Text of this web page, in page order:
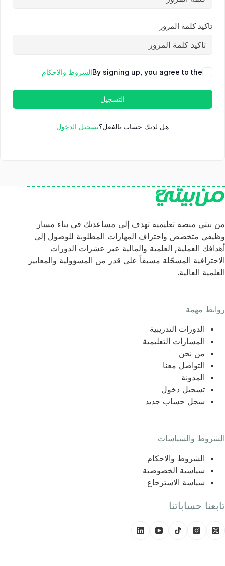
تاكيد كلمة المرور
By signing up, you agree to theالشروط والاحكام
التسجيل
هل لديك حساب بالفعل؟تسجيل الدخول
من بيتي منصة تعليمية تهدف إلى مساعدتك في بناء مسار
وظيفي متخصص واحتراف المهارات المطلوبة للوصول إلى
أهدافك العملية, العلمية والمالية عبر عشرات الدورات
الاحترافية المسجّلة مسبقاً على قدر من المسؤولية والمعايير
العلمية العالية.
روابط مهمة
الدورات التدريبية
المسارات التعليمية
من نحن
التواصل معنا
المدونة
تسجيل دخول
سجل حساب جديد
الشروط والسياسات
الشروط والاحكام
سياسية الخصوصية
سياسة الاسترجاع
تابعنا حساباتنا